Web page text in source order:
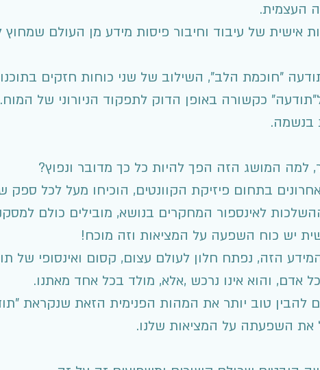
העצמית.
אישית של עיבוד וחיבור פיסות מידע מן העולם
"חוכמת הלב", השילוב של שני כוחות חזקים
כקשורה באופן הדוק לתפקוד הניורוני של
בנשמה.
למה המושג הזה הפך להיות כל כך מדובר ונפוץ?
בתחום פיזיקת הקוונטים, הוכיחו מעל לכל ספק
לאינספור המחקרים בנושא, מובילים כולם
יש כוח השפעה על המציאות וזה מוכח!
הזה, נפתח חלון לעולם עצום, קסום ואינסופי של
אדם, והוא אינו נרכש ,אלא, מולד בכל אחד מאתנו.
להבין טוב יותר את המהות הפנימית הזאת שנקראת
את השפעתה על המציאות שלנו.